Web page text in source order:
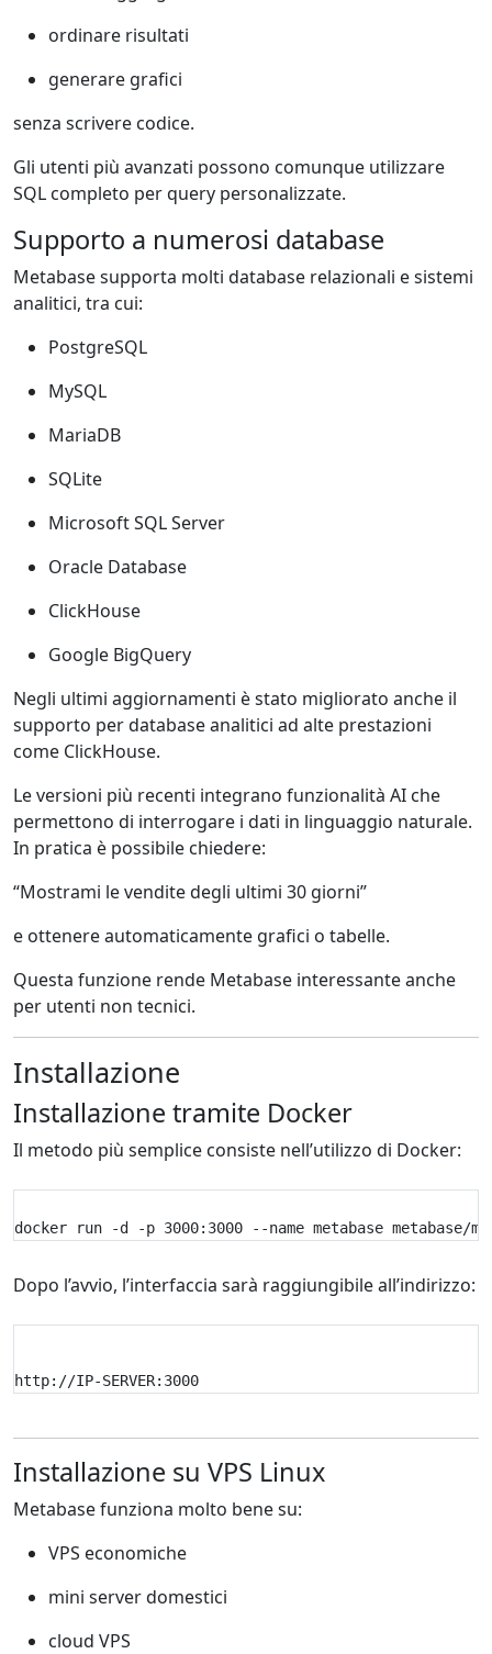
ordinare risultati
generare grafici
senza scrivere codice.
Gli utenti più avanzati possono comunque utilizzare
SQL completo per query personalizzate.
Supporto a numerosi database
Metabase supporta molti database relazionali e sistemi
analitici, tra cui:
PostgreSQL
MySQL
MariaDB
SQLite
Microsoft SQL Server
Oracle Database
ClickHouse
Google BigQuery
Negli ultimi aggiornamenti è stato migliorato anche il
supporto per database analitici ad alte prestazioni
come ClickHouse.
Le versioni più recenti integrano funzionalità AI che
permettono di interrogare i dati in linguaggio naturale.
In pratica è possibile chiedere:
“Mostrami le vendite degli ultimi 30 giorni”
e ottenere automaticamente grafici o tabelle.
Questa funzione rende Metabase interessante anche
per utenti non tecnici.
Installazione
Installazione tramite Docker
Il metodo più semplice consiste nell’utilizzo di Docker:
docker run -d -p 3000:3000 --name metabase metabase/
Dopo l’avvio, l’interfaccia sarà raggiungibile all’indirizzo:
http://IP-SERVER:3000
Installazione su VPS Linux
Metabase funziona molto bene su:
VPS economiche
mini server domestici
cloud VPS